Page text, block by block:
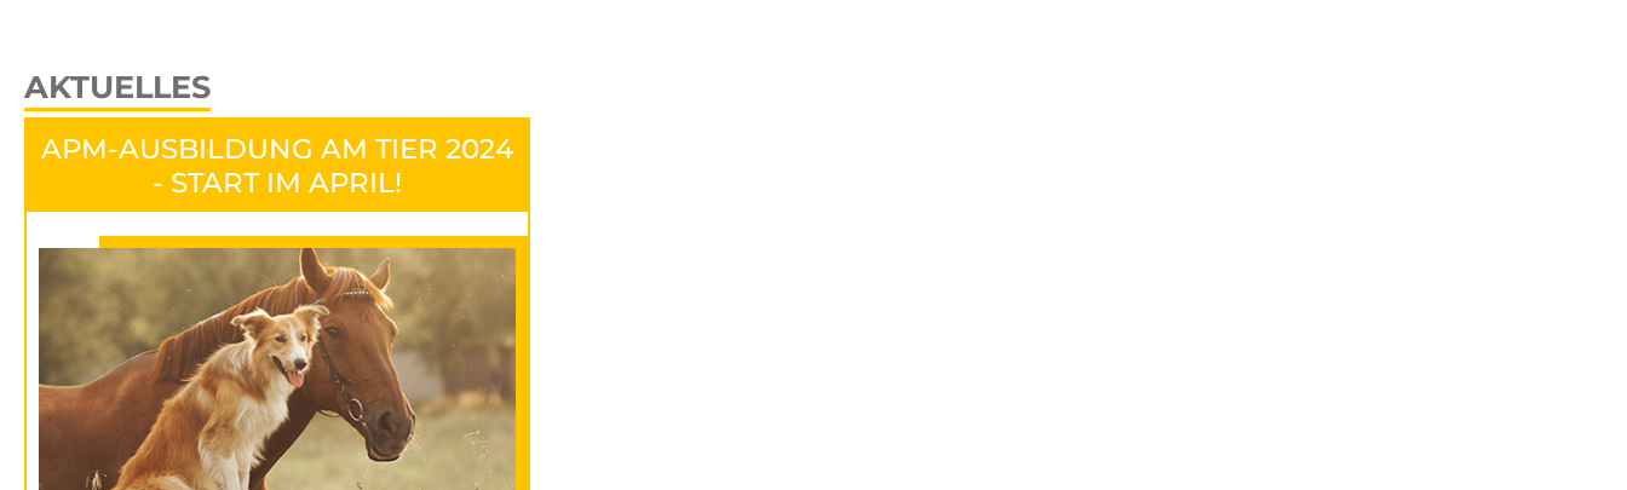
AKTUELLES
APM-AUSBILDUNG AM TIER 2024
- START IM APRIL!